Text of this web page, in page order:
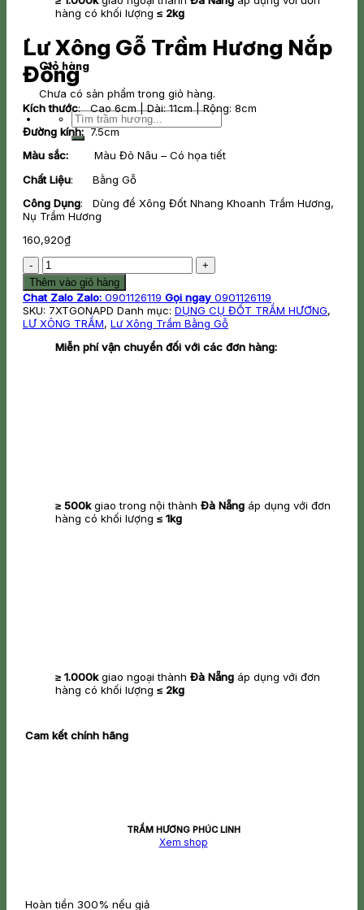
Giỏ hàng
Chưa có sản phẩm trong giỏ hàng.
Tìm
kiếm:
hàng có khối lượng ≤ 2kg
Lư Xông Gỗ Trầm Hương Nắp
Đồng
Kích thước: Cao 6cm | Dài: 11cm | Rộng: 8cm
Đường kính:7.5cm
Màu sắc: Màu Đỏ Nâu – Có họa tiết
Chất Liệu: Bằng Gỗ
Công Dụng: Dùng để Xông Đốt Nhang Khoanh Trầm Hương,
Nụ Trầm Hương
160,920₫
Lư
Xông
Gỗ
Trầm
Hương
Nắp
Đồng
Thêm vào giỏ hàng
Chat Zalo Zalo: 0901126119 Gọi ngay 0901126119
SKU: 7XTGONAPD Danh mục: DỤNG CỤ ĐỐT TRẦM HƯƠNG,
LƯ XÔNG TRẦM, Lư Xông Trầm Bằng Gỗ
Miễn phí vận chuyển đối với các đơn hàng:
≥ 500kgiao trong nội thành Đà Nẵng áp dụng với đơn
hàng có khối lượng ≤ 1kg
≥ 1.000kgiao ngoại thành Đà Nẵng áp dụng với đơn
hàng có khối lượng ≤ 2kg
Cam kết chính hãng
TRẦM HƯƠNG PHÚC LINH
Xem shop
Hoàn tiền 300% nếu giả